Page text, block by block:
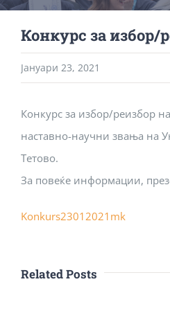
Конкурс за избор/
Јануари 23, 2021
Конкурс за избор/реизбор
наставно-научни звања на
Тетово.
За повеќе информации,
Konkurs23012021mk
Related Posts